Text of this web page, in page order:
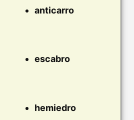
anticarro
escabro
hemiedro